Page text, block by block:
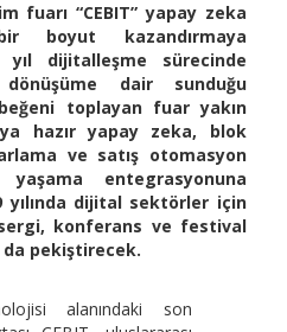
fuarı “CEBIT” yapay zeka
boyut kazandırmaya
yıl dijitalleşme sürecinde
dair sunduğu
toplayan fuar yakın
hazır yapay zeka, blok
ve satış otomasyon
entegrasyonuna
yılında dijital sektörler için
konferans ve festival
pekiştirecek.
alanındaki son